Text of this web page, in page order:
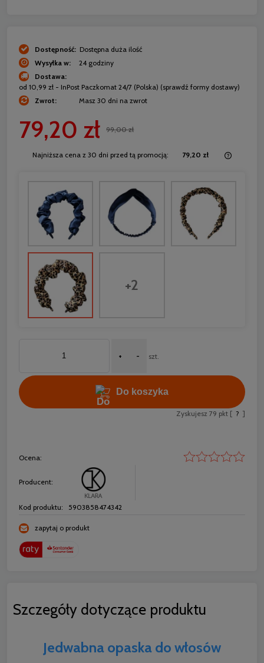
Dostępność: Dostępna duża ilość
Wysyłka w:
24 godziny
Dostawa:
od 10,99 zł - InPost Paczkomat 24/7 (Polska) (sprawdź formy dostawy)
Zwrot:
Masz 30 dni na zwrot
79,20 zł 99,00 zł
Najniższa cena z 30 dni przed tą promocją: 79,20 zł
+2
+ - szt.
Do koszyka
Zyskujesz 79 pkt [ ? ]
Ocena:
Producent:
Kod produktu: 5903858474342
zapytaj o produkt
Szczegóły dotyczące produktu
Jedwabna opaska do włosów